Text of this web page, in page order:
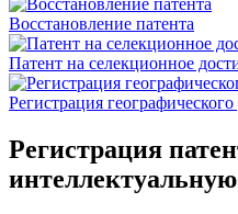
Восстановление патента
Патент на селекционное
Регистрация географического
Регистрация